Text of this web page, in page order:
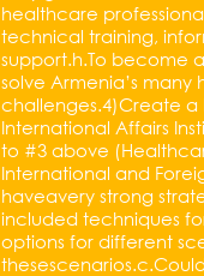
healthcare
technical training,
support.h.To become
solve Armenia’s many
challenges.4)Create a
International Affairs
to #3 above
International and
haveavery strong
included techniques
options for different